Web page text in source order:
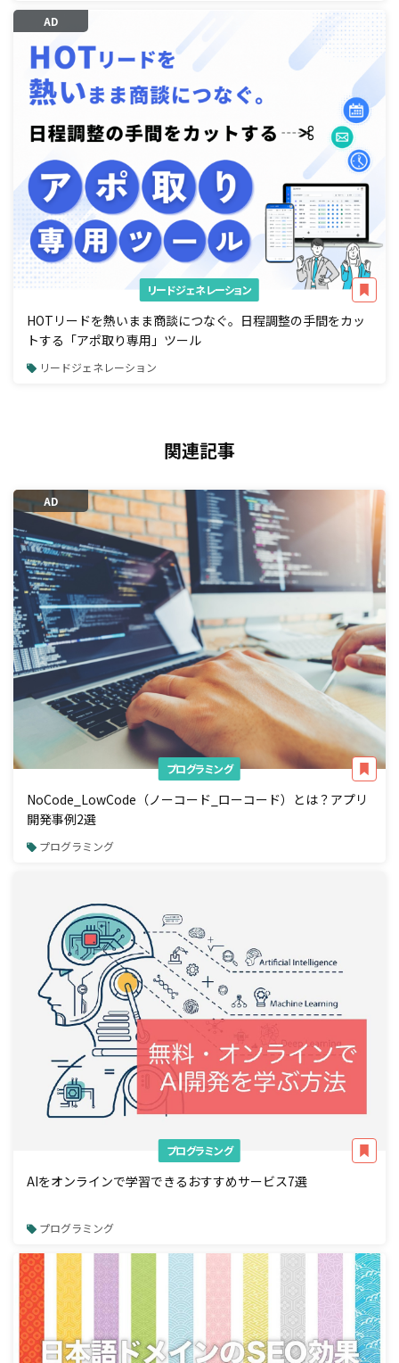
AD
リードジェネレーション
HOTリードを熱いまま商談につなぐ。日程調整の手間をカッ
トする「アポ取り専用」ツール
リードジェネレーション
関連記事
AD
プログラミング
NoCode_LowCode（ノーコード_ローコード）とは？アプリ
開発事例2選
プログラミング
プログラミング
AIをオンラインで学習できるおすすめサービス7選
プログラミング